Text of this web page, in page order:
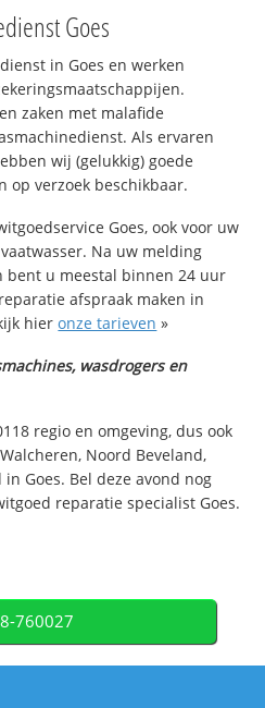
Goes
in Goes en werken
zaken met malafide
Als ervaren
wij (gelukkig) goede
op verzoek beschikbaar.
Goes, ook voor uw
Na uw melding
bent u meestal binnen 24 uur
afspraak maken in
hieronze tarieven »
wasdrogers en
regio en omgeving, dus ook
Noord Beveland,
Goes. Bel deze avond nog
reparatie specialist Goes.
760027